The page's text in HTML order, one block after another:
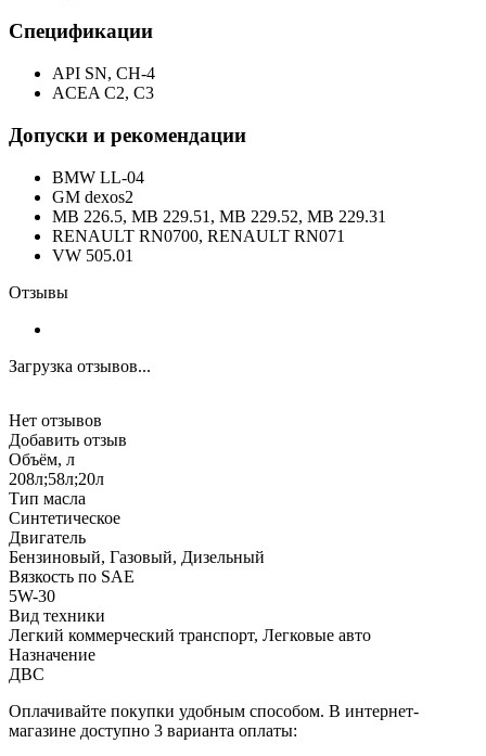
Спецификации
API SN, CH-4
ACEA C2, C3
Допуски и рекомендации
BMW LL-04
GM dexos2
MB 226.5, MB 229.51, MB 229.52, MB 229.31
RENAULT RN0700, RENAULT RN071
VW 505.01
Отзывы
Загрузка отзывов...
Нет отзывов
Добавить отзыв
Объём, л
208л;58л;20л
Тип масла
Синтетическое
Двигатель
Бензиновый, Газовый, Дизельный
Вязкость по SAE
5W-30
Вид техники
Легкий коммерческий транспорт, Легковые авто
Назначение
ДВС
Оплачивайте покупки удобным способом. В интернет-
магазине доступно 3 варианта оплаты: